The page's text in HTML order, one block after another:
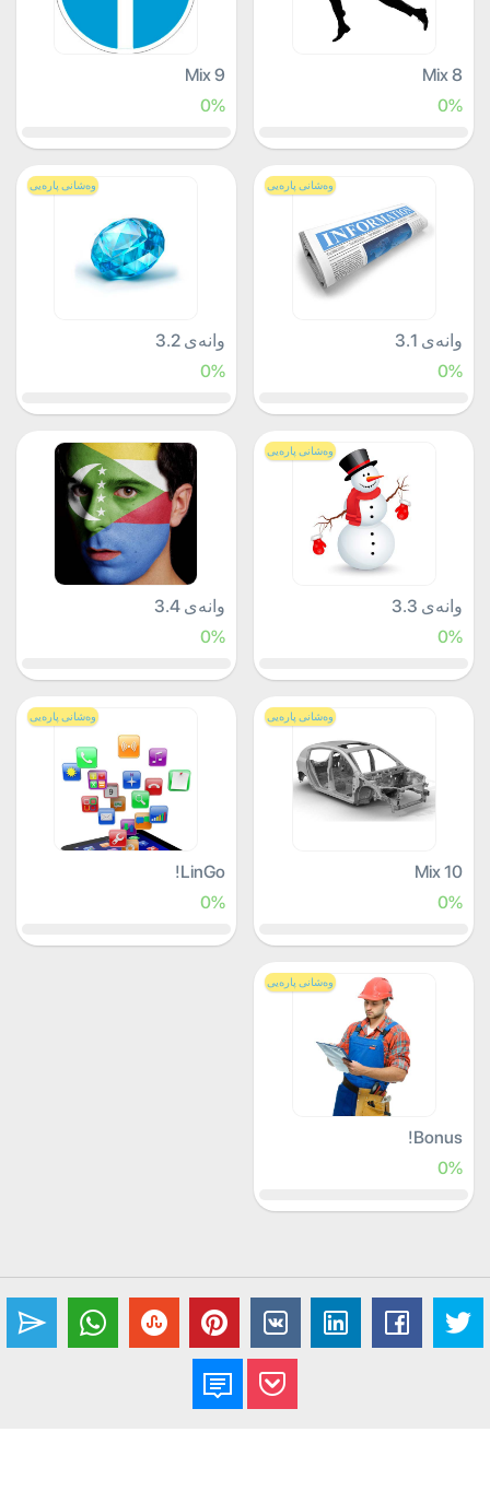
Mix 8
0%
Mix 9
0%
وەشانی پارەیی
وانەی 3.1
0%
وەشانی پارەیی
وانەی 3.2
0%
وەشانی پارەیی
وانەی 3.3
0%
وانەی 3.4
0%
وەشانی پارەیی
Mix 10
0%
وەشانی پارەیی
LinGo!
0%
وەشانی پارەیی
Bonus!
0%